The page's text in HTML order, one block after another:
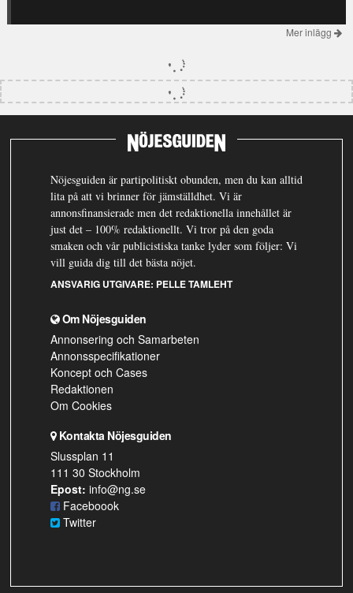
Mer inlägg
Nöjesguiden är partipolitiskt obunden, men du kan alltid
lita på att vi brinner för jämställdhet. Vi är
annonsfinansierade men det redaktionella innehållet är
just det – 100% redaktionellt. Vi tror på den goda
smaken och vår publicistiska tanke lyder som följer: Vi
vill guida dig till det bästa nöjet.
ANSVARIG UTGIVARE: PELLE TAMLEHT
Om Nöjesguiden
Annonsering och Samarbeten
Annonsspecifikationer
Koncept och Cases
Redaktionen
Om Cookies
Kontakta Nöjesguiden
Slussplan 11
111 30 Stockholm
Epost: info@ng.se
Faceboook
Twitter